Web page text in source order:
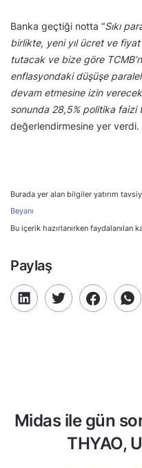
Banka geçtiği notta “Sıkı
birlikte, yeni yıl ücret ve fiyat
tutacak ve bize göre
enflasyondaki düşüşe
devam etmesine izin
sonunda 28,5% politika faizi
değerlendirmesine yer verdi.
Burada yer alan bilgiler yatırım
Beyanı
Bu içerik hazırlanırken faydalanılan
Paylaş
Midas ile gün
THYAO,